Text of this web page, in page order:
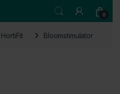
0
HortiFit Bloomstimulator